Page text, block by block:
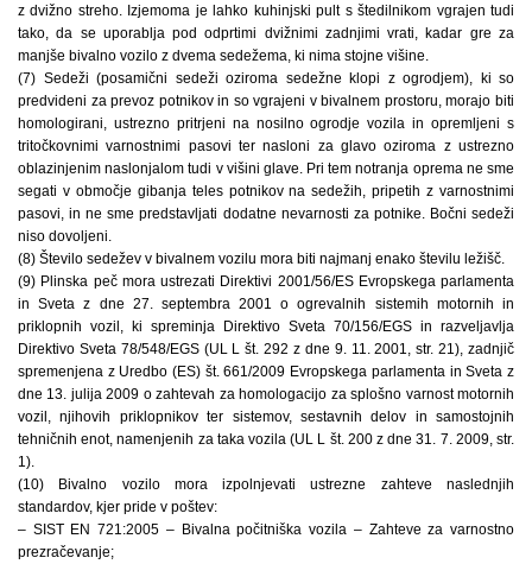
z dvižno streho. Izjemoma je lahko kuhinjski pult s štedilnikom vgrajen tudi
tako, da se uporablja pod odprtimi dvižnimi zadnjimi vrati, kadar gre za
manjše bivalno vozilo z dvema sedežema, ki nima stojne višine.
(7) Sedeži (posamični sedeži oziroma sedežne klopi z ogrodjem), ki so
predvideni za prevoz potnikov in so vgrajeni v bivalnem prostoru, morajo biti
homologirani, ustrezno pritrjeni na nosilno ogrodje vozila in opremljeni s
tritočkovnimi varnostnimi pasovi ter nasloni za glavo oziroma z ustrezno
oblazinjenim naslonjalom tudi v višini glave. Pri tem notranja oprema ne sme
segati v območje gibanja teles potnikov na sedežih, pripetih z varnostnimi
pasovi, in ne sme predstavljati dodatne nevarnosti za potnike. Bočni sedeži
niso dovoljeni.
(8) Število sedežev v bivalnem vozilu mora biti najmanj enako številu ležišč.
(9) Plinska peč mora ustrezati Direktivi 2001/56/ES Evropskega parlamenta
in Sveta z dne 27. septembra 2001 o ogrevalnih sistemih motornih in
priklopnih vozil, ki spreminja Direktivo Sveta 70/156/EGS in razveljavlja
Direktivo Sveta 78/548/EGS (UL L št. 292 z dne 9. 11. 2001, str. 21), zadnjič
spremenjena z Uredbo (ES) št. 661/2009 Evropskega parlamenta in Sveta z
dne 13. julija 2009 o zahtevah za homologacijo za splošno varnost motornih
vozil, njihovih priklopnikov ter sistemov, sestavnih delov in samostojnih
tehničnih enot, namenjenih za taka vozila (UL L št. 200 z dne 31. 7. 2009, str.
1).
(10) Bivalno vozilo mora izpolnjevati ustrezne zahteve naslednjih
standardov, kjer pride v poštev:
– SIST EN 721:2005 – Bivalna počitniška vozila – Zahteve za varnostno
prezračevanje;